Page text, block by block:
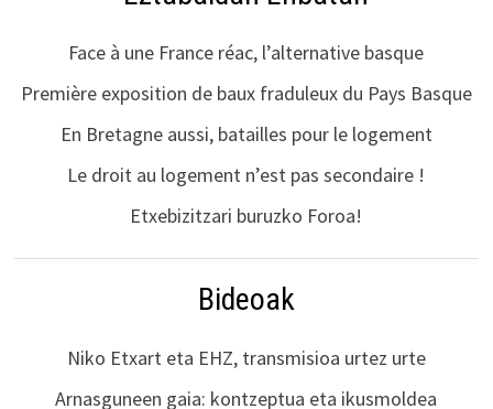
Face à une France réac, l’alternative basque
Première exposition de baux fraduleux du Pays Basque
En Bretagne aussi, batailles pour le logement
Le droit au logement n’est pas secondaire !
Etxebizitzari buruzko Foroa!
Bideoak
Niko Etxart eta EHZ, transmisioa urtez urte
Arnasguneen gaia: kontzeptua eta ikusmoldea